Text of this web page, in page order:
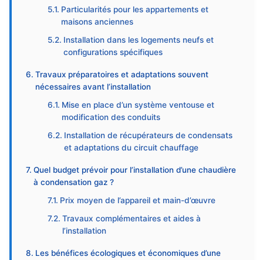
Particularités pour les appartements et
maisons anciennes
Installation dans les logements neufs et
configurations spécifiques
Travaux préparatoires et adaptations souvent
nécessaires avant l’installation
Mise en place d’un système ventouse et
modification des conduits
Installation de récupérateurs de condensats
et adaptations du circuit chauffage
Quel budget prévoir pour l’installation d’une chaudière
à condensation gaz ?
Prix moyen de l’appareil et main-d’œuvre
Travaux complémentaires et aides à
l’installation
Les bénéfices écologiques et économiques d’une